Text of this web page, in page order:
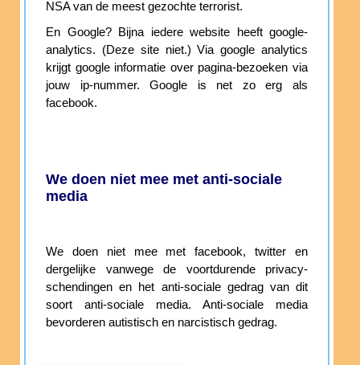
NSA van de meest gezochte terrorist.
En Google? Bijna iedere website heeft google-
analytics. (Deze site niet.) Via google analytics
krijgt google informatie over pagina-bezoeken via
jouw ip-nummer. Google is net zo erg als
facebook.
We doen niet mee met anti-sociale
media
We doen niet mee met facebook, twitter en
dergelijke vanwege de voortdurende privacy-
schendingen en het anti-sociale gedrag van dit
soort anti-sociale media. Anti-sociale media
bevorderen autistisch en narcistisch gedrag.